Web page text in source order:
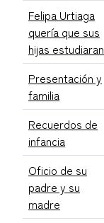
Felipa Urtiaga
quería que sus
hijas estudiaran
Presentación y
familia
Recuerdos de
infancia
Oficio de su
padre y su
madre